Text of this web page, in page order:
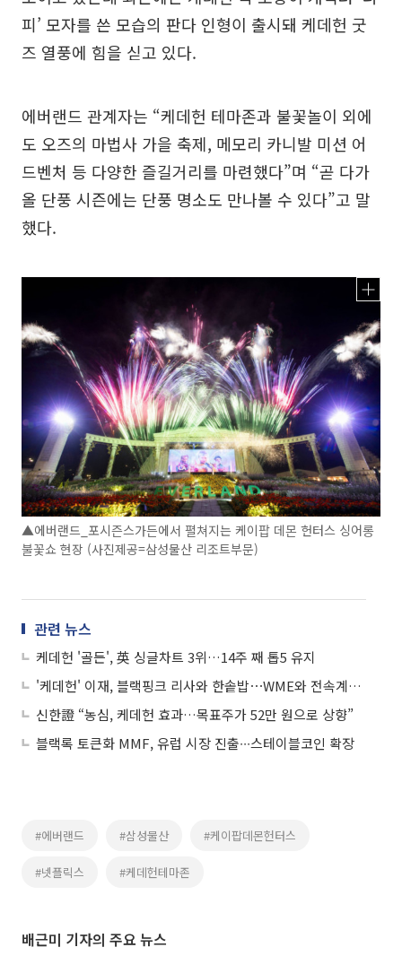
피’ 모자를 쓴 모습의 판다 인형이 출시돼 케데헌 굿
즈 열풍에 힘을 싣고 있다.
에버랜드 관계자는 “케데헌 테마존과 불꽃놀이 외에
도 오즈의 마법사 가을 축제, 메모리 카니발 미션 어
드벤처 등 다양한 즐길거리를 마련했다”며 “곧 다가
올 단풍 시즌에는 단풍 명소도 만나볼 수 있다”고 말
했다.
▲에버랜드_포시즌스가든에서 펼쳐지는 케이팝 데몬 헌터스 싱어롱
불꽃쇼 현장 (사진제공=삼성물산 리조트부문)
관련 뉴스
케데헌 '골든', 英 싱글차트 3위…14주 째 톱5 유지
'케데헌' 이재, 블랙핑크 리사와 한솥밥⋯WME와 전속계약 '글로벌' 행보
신한證 “농심, 케데헌 효과…목표주가 52만 원으로 상향”
블랙록 토큰화 MMF, 유럽 시장 진출∙∙∙스테이블코인 확장
#에버랜드 #삼성물산 #케이팝데몬헌터스
#넷플릭스 #케데헌테마존
배근미 기자의 주요 뉴스